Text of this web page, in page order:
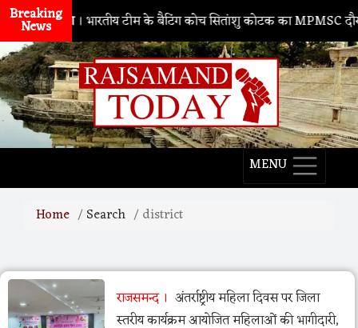
Breaking
News
नाथद्वारा। भारतीय टीम के बैटिंग कोच सितांशु कोटक का MPMSC दौरा,
MENU
Home Search district
राजसमन्द
अंतर्राष्ट्रीय महिला दिवस पर जिला
स्तरीय कार्यक्रम आयोजित महिलाओं की भागीदारी,